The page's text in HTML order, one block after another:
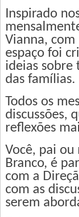
Inspirado
Vianna,
espaço foi
ideias sobre
das famílias.
Todos os
discussões,
reflexões
Você, pai ou
Branco, é
com a
com as
serem